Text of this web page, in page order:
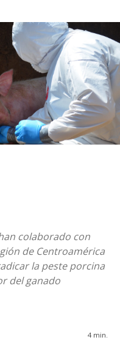
colaborado con
de Centroamérica
la peste porcina
del ganado
4 min.